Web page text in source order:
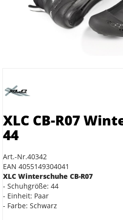
XLC CB-R07
44
Art.-Nr.40342
EAN 4055149304041
XLC Winterschuhe CB-R07
- Schuhgröße: 44
- Einheit: Paar
- Farbe: Schwarz